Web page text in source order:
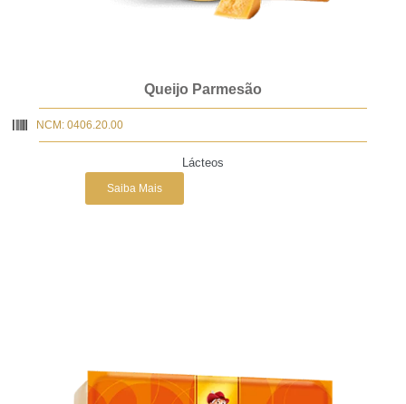
Queijo Parmesão
NCM: 0406.20.00
Lácteos
Saiba Mais